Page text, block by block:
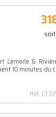
Lemerle &
10 minutes du
Réf.